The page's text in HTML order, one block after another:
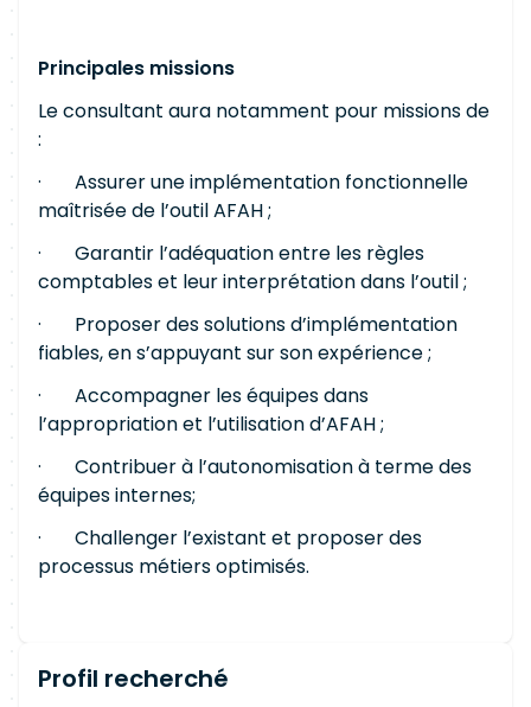
Principales missions
Le consultant aura notamment pour missions de
:
· Assurer une implémentation fonctionnelle
maîtrisée de l’outil AFAH ;
· Garantir l’adéquation entre les règles
comptables et leur interprétation dans l’outil ;
· Proposer des solutions d’implémentation
fiables, en s’appuyant sur son expérience ;
· Accompagner les équipes dans
l’appropriation et l’utilisation d’AFAH ;
· Contribuer à l’autonomisation à terme des
équipes internes;
· Challenger l’existant et proposer des
processus métiers optimisés.
Profil recherché